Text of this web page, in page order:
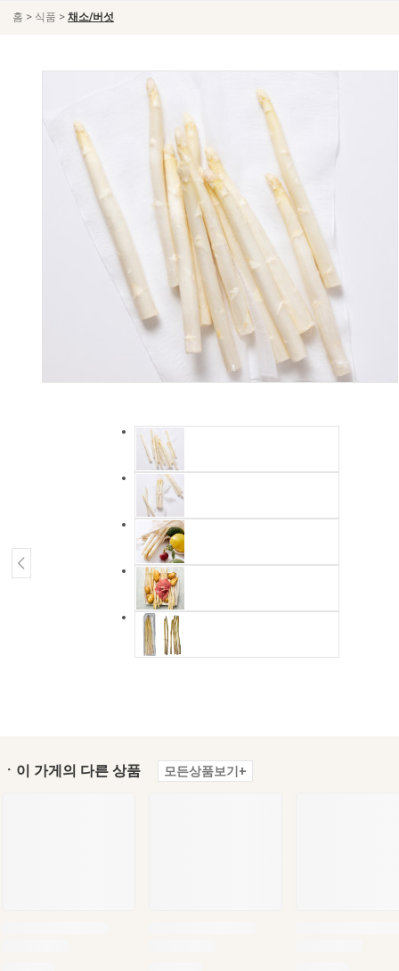
홈 > 식품 > 채소/버섯
ㆍ이 가게의 다른 상품 모든상품보기+